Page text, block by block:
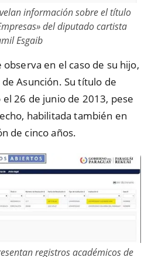
información sobre el título
del diputado cartista
Esgaib
en el caso de su hijo,
Asunción. Su título de
26 de junio de 2013, pese
habilitada también en
de cinco años.
registros académicos de